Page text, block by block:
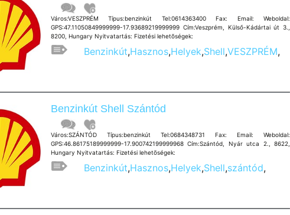
Város:VESZPRÉM Típus:benzinkút Tel:0614363400 Fax: Email: Weboldal:
GPS:47.11050849999999-17.93689219999999 Cím:Veszprém, Külső-Kádártai út 3.,
8200, Hungary Nyitvatartás: Fizetési lehetõségek:
Benzinkút,Hasznos,Helyek,Shell,VESZPRÉM,
Benzinkút Shell Szántód
Város:SZÁNTÓD Típus:benzinkút Tel:0684348731 Fax: Email: Weboldal:
GPS:46.86175189999999-17.900742199999968 Cím:Szántód, Nyár utca 2., 8622,
Hungary Nyitvatartás: Fizetési lehetõségek:
Benzinkút,Hasznos,Helyek,Shell,szántód,